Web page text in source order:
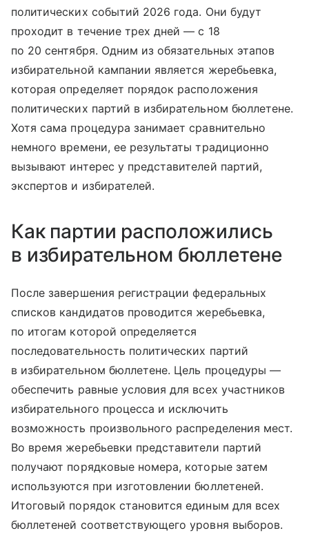
политических событий 2026 года. Они будут
проходит в течение трех дней — с 18
по 20 сентября. Одним из обязательных этапов
избирательной кампании является жеребьевка,
которая определяет порядок расположения
политических партий в избирательном бюллетене.
Хотя сама процедура занимает сравнительно
немного времени, ее результаты традиционно
вызывают интерес у представителей партий,
экспертов и избирателей.
Как партии расположились
в избирательном бюллетене
После завершения регистрации федеральных
списков кандидатов проводится жеребьевка,
по итогам которой определяется
последовательность политических партий
в избирательном бюллетене. Цель процедуры —
обеспечить равные условия для всех участников
избирательного процесса и исключить
возможность произвольного распределения мест.
Во время жеребьевки представители партий
получают порядковые номера, которые затем
используются при изготовлении бюллетеней.
Итоговый порядок становится единым для всех
бюллетеней соответствующего уровня выборов.